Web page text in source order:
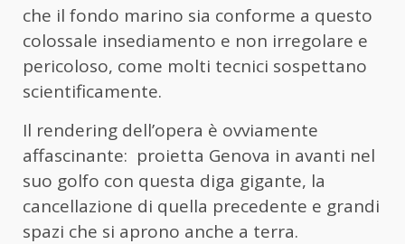
che il fondo marino sia conforme a questo
colossale insediamento e non irregolare e
pericoloso, come molti tecnici sospettano
scientificamente.
Il rendering dell’opera è ovviamente
affascinante: proietta Genova in avanti nel
suo golfo con questa diga gigante, la
cancellazione di quella precedente e grandi
spazi che si aprono anche a terra.